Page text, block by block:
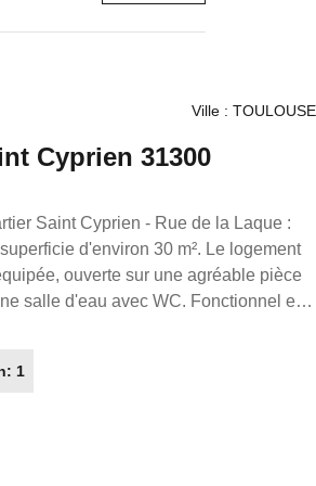
Ville : TOULOUSE
Cyprien 31300
d'environ 30 m². Le logement
ouverte sur une agréable pièce
salle d'eau avec WC. Fonctionnel et
France. Transaction/ Location/
1